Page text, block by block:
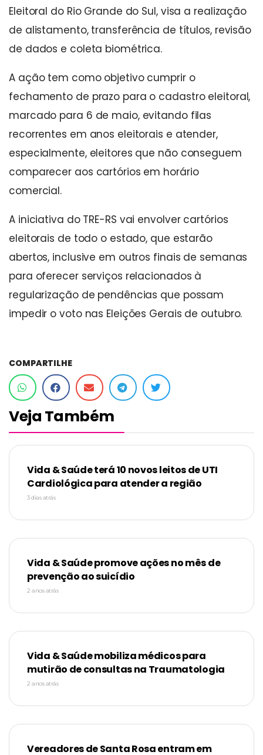
Eleitoral do Rio Grande do Sul, visa a realização
de alistamento, transferência de títulos, revisão
de dados e coleta biométrica.
A ação tem como objetivo cumprir o
fechamento de prazo para o cadastro eleitoral,
marcado para 6 de maio, evitando filas
recorrentes em anos eleitorais e atender,
especialmente, eleitores que não conseguem
comparecer aos cartórios em horário
comercial.
A iniciativa do TRE-RS vai envolver cartórios
eleitorais de todo o estado, que estarão
abertos, inclusive em outros finais de semanas
para oferecer serviços relacionados à
regularização de pendências que possam
impedir o voto nas Eleições Gerais de outubro.
COMPARTILHE
Veja Também
Vida & Saúde terá 10 novos leitos de UTI
Cardiológica para atender a região
3 dias atrás
Vida & Saúde promove ações no mês de
prevenção ao suicídio
2 anos atrás
Vida & Saúde mobiliza médicos para
mutirão de consultas na Traumatologia
2 anos atrás
Vereadores de Santa Rosa entram em